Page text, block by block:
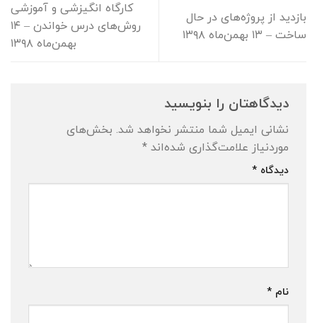
بازدید از پروژه‌های در حال
ساخت – ۱۳ بهمن‌ماه ۱۳۹۸
کارگاه انگیزشی و آموزشی
روش‌های درس خواندن – ۱۴
بهمن‌ماه ۱۳۹۸
دیدگاهتان را بنویسید
نشانی ایمیل شما منتشر نخواهد شد. بخش‌های
موردنیاز علامت‌گذاری شده‌اند *
دیدگاه *
نام *